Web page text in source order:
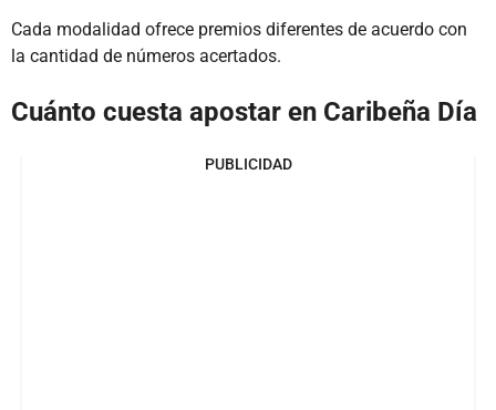
Cada modalidad ofrece premios diferentes de acuerdo con
la cantidad de números acertados.
Cuánto cuesta apostar en Caribeña Día
PUBLICIDAD